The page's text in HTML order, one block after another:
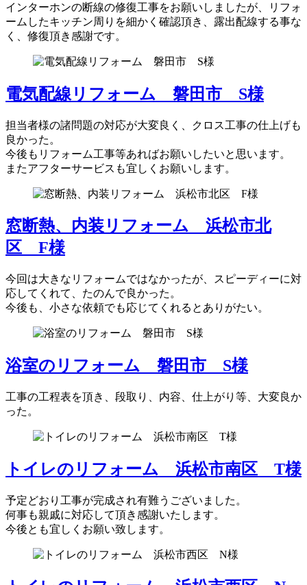
インターホンの断線の修復工事をお願いしましたが、リフォ
ームしたキッチン周りを細かく確認頂き、露出配線する事な
く、修復頂き感謝です。
電気配線リフォーム 磐田市 S様
担当者様の諸問題の対応が大変良く、クロス工事の仕上げも
良かった。
今後もリフォーム工事等あればお願いしたいと思います。
またアフターサービスも宜しくお願いします。
窓断熱、内装リフォーム 浜松市北
区 F様
今回は大きなリフォームではなかったが、スピーディーに対
応してくれて、たのんで良かった。
今後も、小さな依頼でも応じてくれるとありがたい。
浴室のリフォーム 磐田市 S様
工事の工程表を頂き、段取り、内容、仕上がり等、大変良か
った。
トイレのリフォーム 浜松市南区 T様
予定どおり工事が完成され有難うございました。
何事も親戚に対応して頂き感謝いたします。
今後とも宜しくお願い致します。